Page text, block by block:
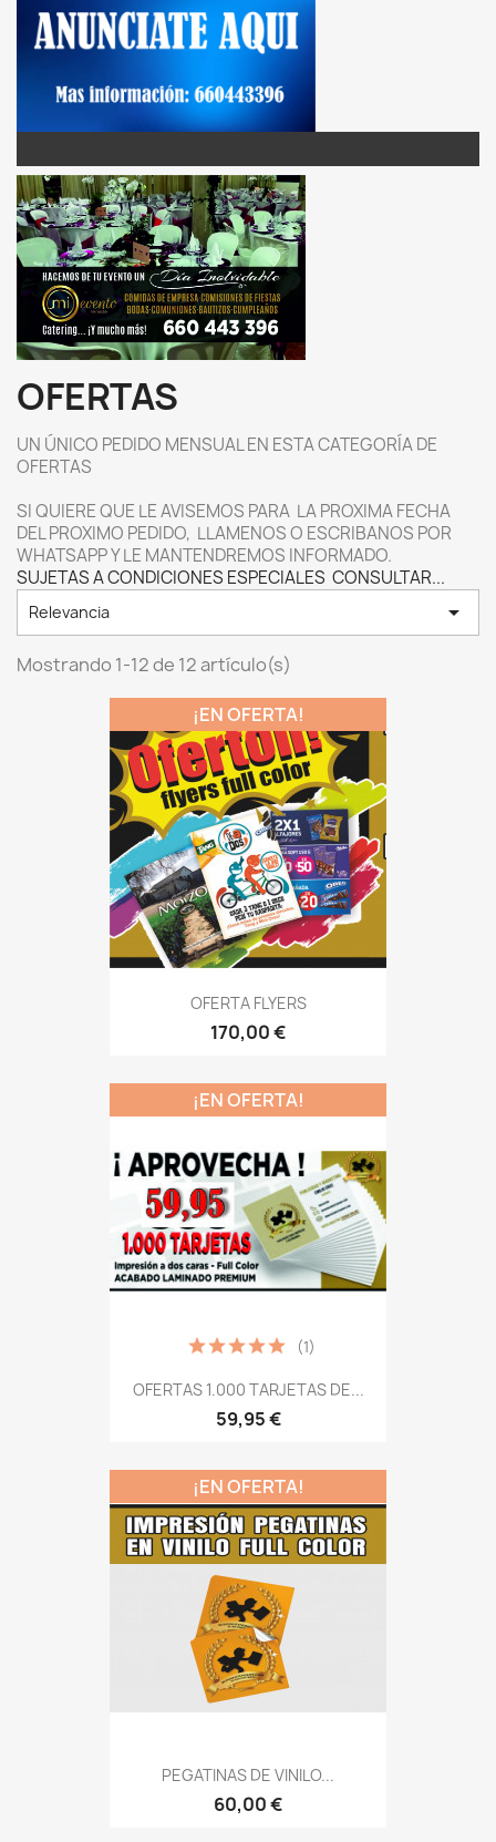
OFERTAS
UN ÚNICO PEDIDO MENSUAL EN ESTA CATEGORÍA DE
OFERTAS
SI QUIERE QUE LE AVISEMOS PARA LA PROXIMA FECHA
DEL PROXIMO PEDIDO, LLAMENOS O ESCRIBANOS POR
WHATSAPP Y LE MANTENDREMOS INFORMADO.
SUJETAS A CONDICIONES ESPECIALES CONSULTAR...
Relevancia 
Mostrando 1-12 de 12 artículo(s)
OFERTA FLYERS
170,00 €
¡EN OFERTA!
OFERTAS 1.000 TARJETAS DE...
59,95 €
(1)
¡EN OFERTA!
PEGATINAS DE VINILO...
60,00 €
¡EN OFERTA!